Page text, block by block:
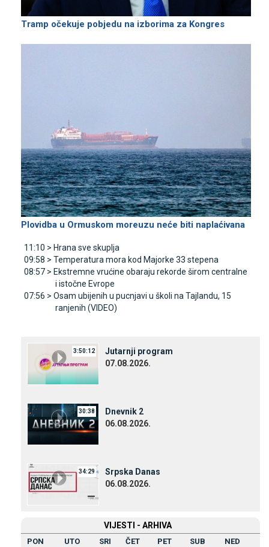
Tramp očekuje pobjedu na izborima za Kongres
Plovidba u Ormuskom moreuzu neće biti naplaćivana
11:10 > Hrana sve skuplja
09:58 > Temperatura mora kod Majorke 33 stepena
08:57 > Ekstremne vrućine obaraju rekorde širom centralne
i istočne Evrope
07:56 > Osam ubijenih u pucnjavi u školi na Tajlandu, 15
ranjenih (VIDEO)
3:50:12
Јutarnji program
07.08.2026.
30:38
Dnevnik 2
06.08.2026.
34:29
Srpska Danas
06.08.2026.
VIЈESTI - ARHIVA
PON UTO SRI ČET PET SUB NED